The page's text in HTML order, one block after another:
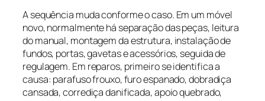
A sequência muda conforme o caso. Em um móvel
novo, normalmente há separação das peças, leitura
do manual, montagem da estrutura, instalação de
fundos, portas, gavetas e acessórios, seguida de
regulagem. Em reparos, primeiro se identifica a
causa: parafuso frouxo, furo espanado, dobradiça
cansada, corrediça danificada, apoio quebrado,